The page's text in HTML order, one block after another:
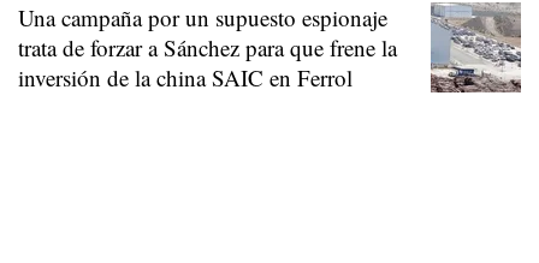
Una campaña por un supuesto espionaje
trata de forzar a Sánchez para que frene la
inversión de la china SAIC en Ferrol